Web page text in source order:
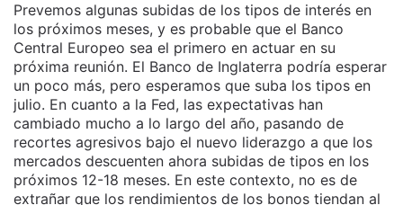
Prevemos algunas subidas de los tipos de interés en
los próximos meses, y es probable que el Banco
Central Europeo sea el primero en actuar en su
próxima reunión. El Banco de Inglaterra podría esperar
un poco más, pero esperamos que suba los tipos en
julio. En cuanto a la Fed, las expectativas han
cambiado mucho a lo largo del año, pasando de
recortes agresivos bajo el nuevo liderazgo a que los
mercados descuenten ahora subidas de tipos en los
próximos 12-18 meses. En este contexto, no es de
extrañar que los rendimientos de los bonos tiendan al